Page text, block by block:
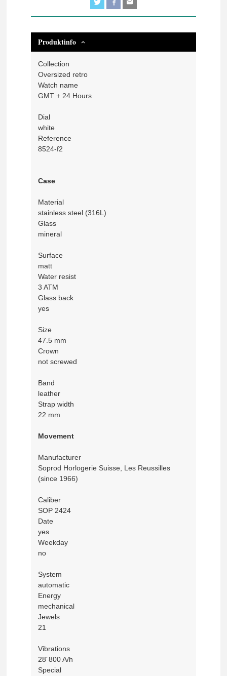
Produktinfo
Collection
Oversized retro
Watch name
GMT + 24 Hours
Dial
white
Reference
8524-f2
Case
Material
stainless steel (316L)
Glass
mineral
Surface
matt
Water resist
3 ATM
Glass back
yes
Size
47.5 mm
Crown
not screwed
Band
leather
Strap width
22 mm
Movement
Manufacturer
Soprod Horlogerie Suisse, Les Reussilles
(since 1966)
Caliber
SOP 2424
Date
yes
Weekday
no
System
automatic
Energy
mechanical
Jewels
21
Vibrations
28´800 A/h
Special